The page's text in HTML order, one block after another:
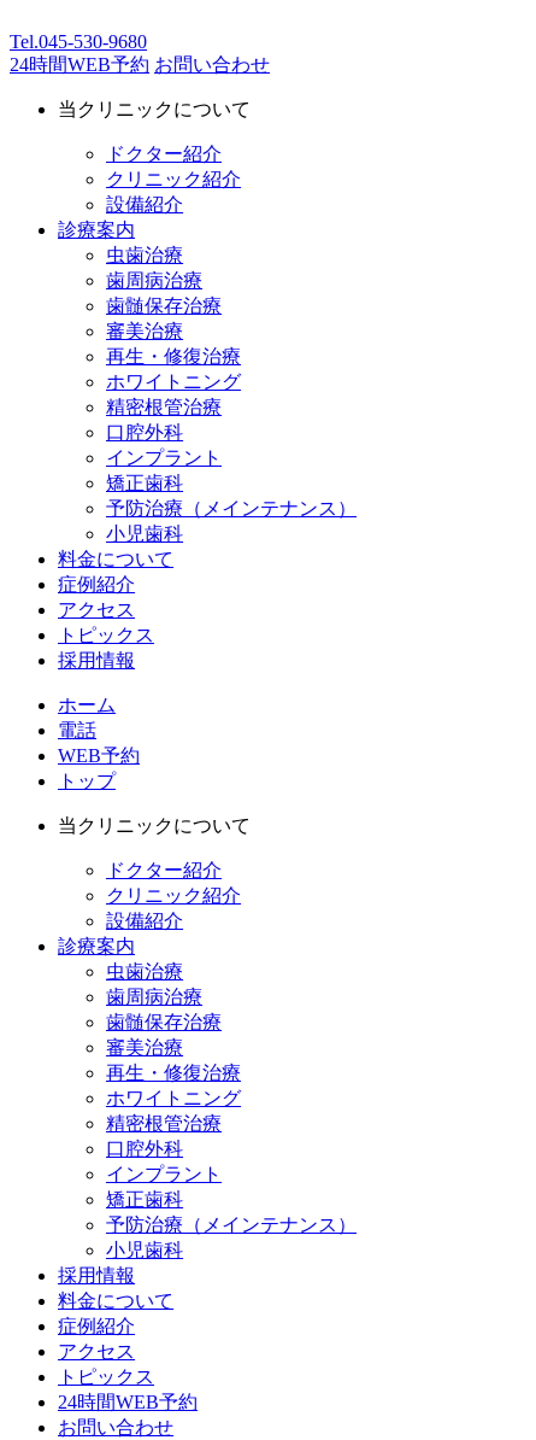
Tel.045-530-9680
24時間WEB予約 お問い合わせ
当クリニックについて
ドクター紹介
クリニック紹介
設備紹介
診療案内
虫歯治療
歯周病治療
歯髄保存治療
審美治療
再生・修復治療
ホワイトニング
精密根管治療
口腔外科
インプラント
矯正歯科
予防治療（メインテナンス）
小児歯科
料金について
症例紹介
アクセス
トピックス
採用情報
ホーム
電話
WEB予約
トップ
当クリニックについて
ドクター紹介
クリニック紹介
設備紹介
診療案内
虫歯治療
歯周病治療
歯髄保存治療
審美治療
再生・修復治療
ホワイトニング
精密根管治療
口腔外科
インプラント
矯正歯科
予防治療（メインテナンス）
小児歯科
採用情報
料金について
症例紹介
アクセス
トピックス
24時間WEB予約
お問い合わせ